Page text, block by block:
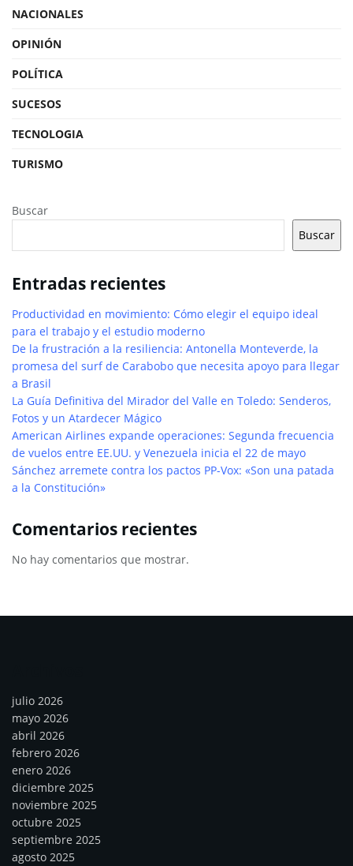
NACIONALES
OPINIÓN
POLÍTICA
SUCESOS
TECNOLOGIA
TURISMO
Buscar
Buscar
Entradas recientes
Productividad en movimiento: Cómo elegir el equipo ideal
para el trabajo y el estudio moderno
De la frustración a la resiliencia: Antonella Monteverde, la
promesa del surf de Carabobo que necesita apoyo para llegar
a Brasil
La Guía Definitiva del Mirador del Valle en Toledo: Senderos,
Fotos y un Atardecer Mágico
American Airlines expande operaciones: Segunda frecuencia
de vuelos entre EE.UU. y Venezuela inicia el 22 de mayo
Sánchez arremete contra los pactos PP-Vox: «Son una patada
a la Constitución»
Comentarios recientes
No hay comentarios que mostrar.
julio 2026
mayo 2026
abril 2026
febrero 2026
enero 2026
diciembre 2025
noviembre 2025
octubre 2025
septiembre 2025
agosto 2025